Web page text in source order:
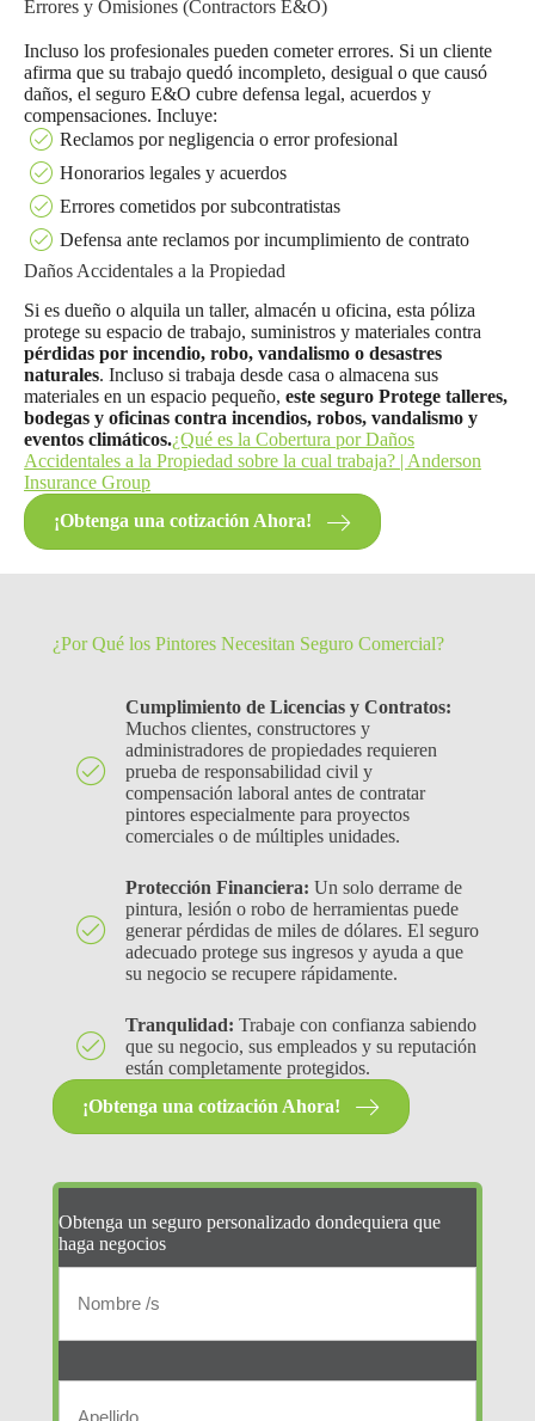
Errores y Omisiones (Contractors E&O)
Incluso los profesionales pueden cometer errores. Si un cliente
afirma que su trabajo quedó incompleto, desigual o que causó
daños, el seguro E&O cubre defensa legal, acuerdos y
compensaciones. Incluye:
Reclamos por negligencia o error profesional
Honorarios legales y acuerdos
Errores cometidos por subcontratistas
Defensa ante reclamos por incumplimiento de contrato
Daños Accidentales a la Propiedad
Si es dueño o alquila un taller, almacén u oficina, esta póliza
protege su espacio de trabajo, suministros y materiales contra
pérdidas por incendio, robo, vandalismo o desastres
naturales. Incluso si trabaja desde casa o almacena sus
materiales en un espacio pequeño, este seguro Protege talleres,
bodegas y oficinas contra incendios, robos, vandalismo y
eventos climáticos.¿Qué es la Cobertura por Daños
Accidentales a la Propiedad sobre la cual trabaja? | Anderson
Insurance Group
¡Obtenga una cotización Ahora!
¿Por Qué los Pintores Necesitan Seguro Comercial?
Cumplimiento de Licencias y Contratos:
Muchos clientes, constructores y
administradores de propiedades requieren
prueba de responsabilidad civil y
compensación laboral antes de contratar
pintores especialmente para proyectos
comerciales o de múltiples unidades.
Protección Financiera: Un solo derrame de
pintura, lesión o robo de herramientas puede
generar pérdidas de miles de dólares. El seguro
adecuado protege sus ingresos y ayuda a que
su negocio se recupere rápidamente.
Tranqulidad: Trabaje con confianza sabiendo
que su negocio, sus empleados y su reputación
están completamente protegidos.
¡Obtenga una cotización Ahora!
Obtenga un seguro personalizado dondequiera que
haga negocios
del